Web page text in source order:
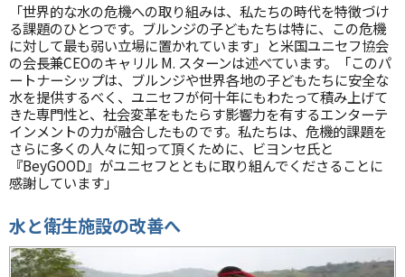
「世界的な水の危機への取り組みは、私たちの時代を特徴づけ
る課題のひとつです。ブルンジの子どもたちは特に、この危機
に対して最も弱い立場に置かれています」と米国ユニセフ協会
の会長兼CEOのキャリル M. スターンは述べています。「このパ
ートナーシップは、ブルンジや世界各地の子どもたちに安全な
水を提供するべく、ユニセフが何十年にもわたって積み上げて
きた専門性と、社会変革をもたらす影響力を有するエンターテ
インメントの力が融合したものです。私たちは、危機的課題を
さらに多くの人々に知って頂くために、ビヨンセ氏と
『BeyGOOD』がユニセフとともに取り組んでくださることに
感謝しています」
水と衛生施設の改善へ